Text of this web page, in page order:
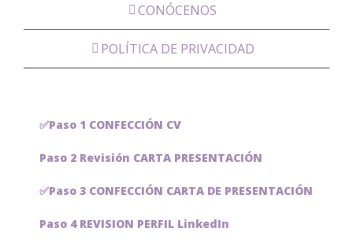
CONÓCENOS
POLÍTICA DE PRIVACIDAD
✅Paso 1 CONFECCIÓN CV
Paso 2 Revisión CARTA PRESENTACIÓN
✅Paso 3 CONFECCIÓN CARTA DE PRESENTACIÓN
Paso 4 REVISION PERFIL LinkedIn